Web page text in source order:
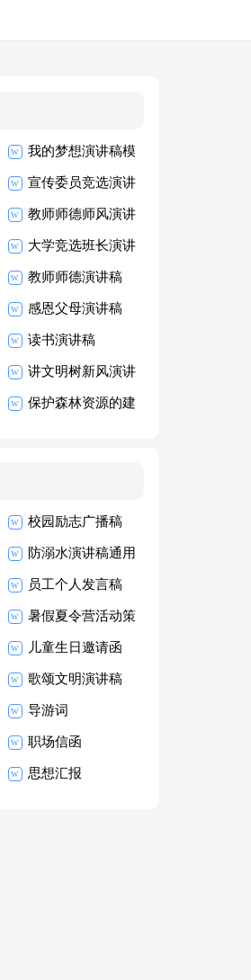
我的梦想演讲稿模
板
宣传委员竞选演讲
稿
教师师德师风演讲
稿
大学竞选班长演讲
稿
教师师德演讲稿
感恩父母演讲稿
【热】
读书演讲稿
讲文明树新风演讲
稿
保护森林资源的建
校园励志广播稿
(15篇)
防溺水演讲稿通用
15篇
员工个人发言稿
暑假夏令营活动策
划
儿童生日邀请函
歌颂文明演讲稿
导游词
职场信函
思想汇报